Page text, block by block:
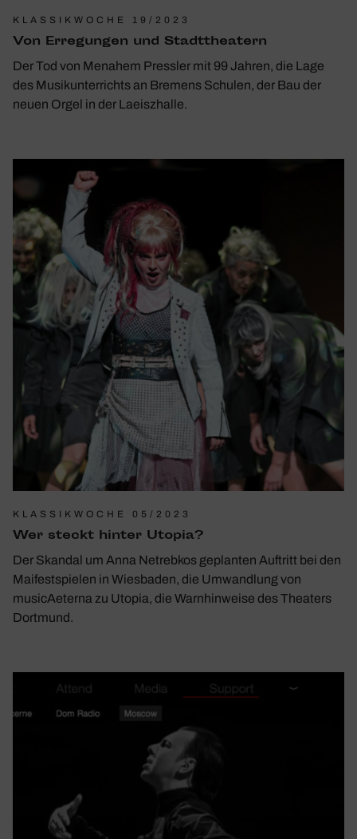
KLASSIKWOCHE 19/2023
Von Erre­gungen und Stadt­thea­tern
Der Tod von Menahem Pressler mit 99 Jahren, die Lage
des Musikunterrichts an Bremens Schulen, der Bau der
neuen Orgel in der Laeiszhalle.
KLASSIKWOCHE 05/2023
Wer steckt hinter Utopia?
Der Skandal um Anna Netrebkos geplanten Auftritt bei den
Maifestspielen in Wiesbaden, die Umwandlung von
musicAeterna zu Utopia, die Warnhinweise des Theaters
Dortmund.